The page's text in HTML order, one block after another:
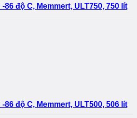
86 độ C, Memmert, ULT750, 750 lít
86 độ C, Memmert, ULT500, 506 lít